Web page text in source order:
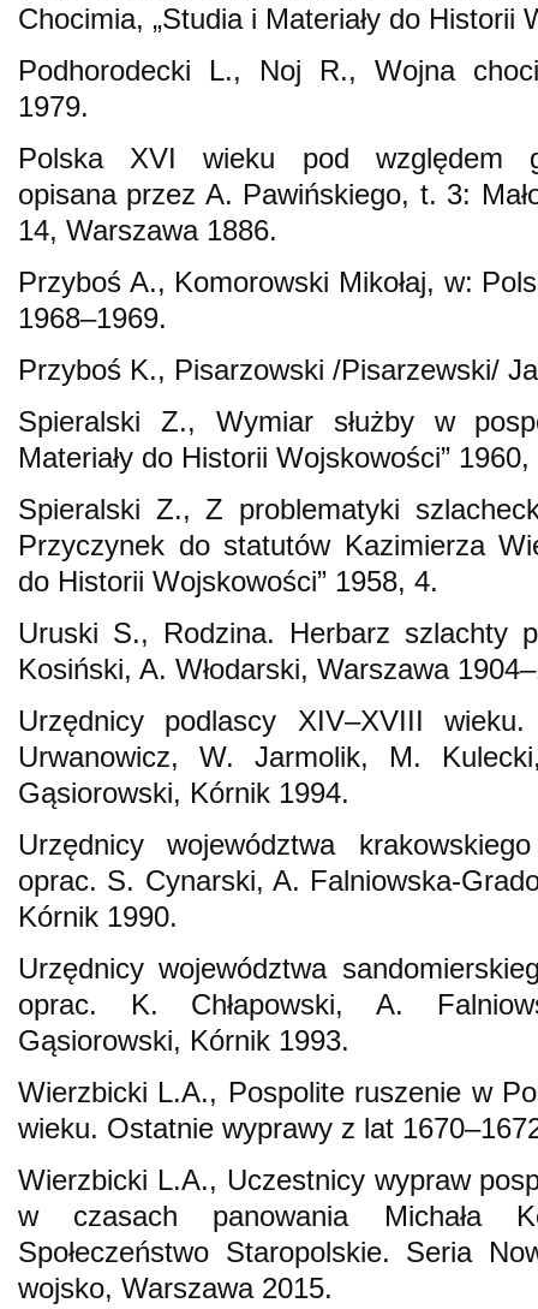
Chocimia, „Studia i Materiały do Historii
Podhorodecki L., Noj R., Wojna
1979.
Polska XVI wieku pod względem
opisana przez A. Pawińskiego, t. 3:
14, Warszawa 1886.
Przyboś A., Komorowski Mikołaj, w:
1968–1969.
Przyboś K., Pisarzowski /Pisarzewski/
Spieralski Z., Wymiar służby w
Materiały do Historii Wojskowości”
Spieralski Z., Z problematyki
Przyczynek do statutów Kazimierza
do Historii Wojskowości” 1958, 4.
Uruski S., Rodzina. Herbarz szlachty
Kosiński, A. Włodarski, Warszawa
Urzędnicy podlascy XIV–XVIII
Urwanowicz, W. Jarmolik, M.
Gąsiorowski, Kórnik 1994.
Urzędnicy województwa
oprac. S. Cynarski, A. Falniowska-
Kórnik 1990.
Urzędnicy województwa
oprac. K. Chłapowski, A.
Gąsiorowski, Kórnik 1993.
Wierzbicki L.A., Pospolite ruszenie w
wieku. Ostatnie wyprawy z lat
Wierzbicki L.A., Uczestnicy wypraw
w czasach panowania Michała
Społeczeństwo Staropolskie. Seria
wojsko, Warszawa 2015.